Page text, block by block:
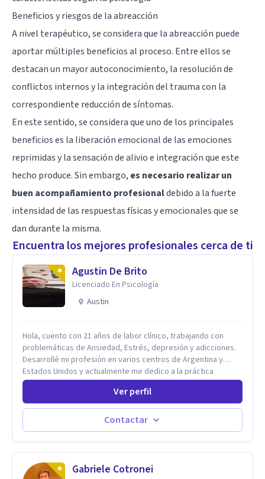
Beneficios y riesgos de la abreacción
A nivel terapéutico, se considera que la abreacción puede
aportar múltiples beneficios al proceso. Entre ellos se
destacan un mayor autoconocimiento, la resolución de
conflictos internos y la integración del trauma con la
correspondiente reducción de síntomas.
En este sentido, se considera que uno de los principales
beneficios es la liberación emocional de las emociones
reprimidas y la sensación de alivio e integración que este
hecho produce. Sin embargo, es necesario realizar un
buen acompañamiento profesionaldebido a la fuerte
intensidad de las respuestas físicas y emocionales que se
dan durante la misma.
Encuentra los mejores profesionales cerca de ti
Agustin De Brito
Licenciado En Psicología
Austin
Hola, cuento con 21 años de labor clínico, trabajando con
problemáticas de Ansiedad, Estrés, depresión y adicciones.
Desarrollé mi profesión en varios centros de Argentina y
Estados Unidos y actualmente me dedico a la práctica
privada. Utilizo terapias cognitivas conductuales basadas en
evidencia científica con comprobados resultados. Los
objetivos terapéuticos están centrados en brindar
herramientas concretas para el cambio, que permitan
desarrollar nuevas habilidades y estrategias basadas en la
Ver perfil
Contactar
Gabriele Cotronei